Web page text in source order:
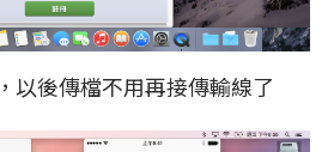
後傳檔不用再接傳輸線了